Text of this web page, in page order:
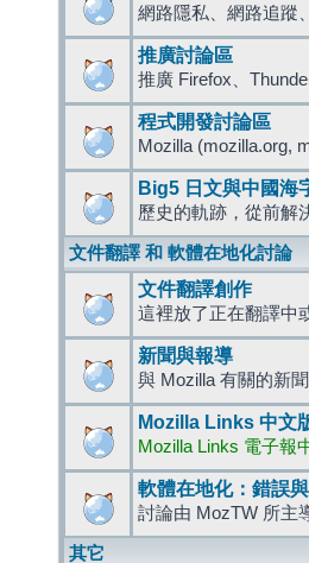
網路隱私、網路追蹤
推廣討論區
推廣 Firefox、
程式開發討論區
Mozilla (mozilla.org,
Big5 日文與中國海
歷史的軌跡，從前解
文件翻譯 和 軟體在地化討論
文件翻譯創作
這裡放了正在翻譯中
新聞與報導
與 Mozilla 有關的新聞
Mozilla Links 中文
Mozilla Links 電子報
軟體在地化：錯誤
討論由 MozTW 所主
其它